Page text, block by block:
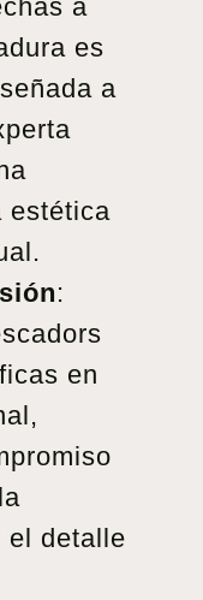
a
es
a
estética
:
en
el detalle